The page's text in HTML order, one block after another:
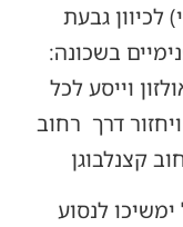
לכיוון גבעת
בשכונה:
וייסע לכל
דרך רחוב
קצנלבוגן
ימשיכו לנסוע